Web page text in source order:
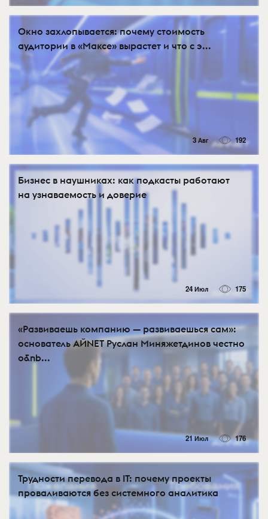
Окно захлопывается: почему стоимость
аудитории в «Максе» вырастет и что с э...
3 Авг 192
Бизнес в наушниках: как подкасты работают
на узнаваемость и доверие
24 Июл 175
«Развиваешь компанию — развиваешься сам»:
основатель АЙNET Руслан Миняжетдинов честно
о&nb...
21 Июл 176
Трудности перевода в IT: почему проекты
проваливаются без системного аналитика